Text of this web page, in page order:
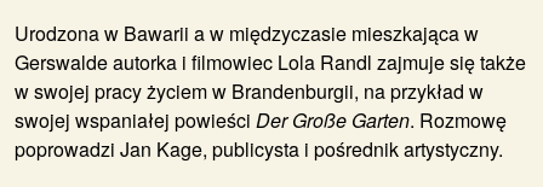
Urodzona w Bawarii a w międzyczasie mieszkająca w
Gerswalde autorka i filmowiec Lola Randl zajmuje się także
w swojej pracy życiem w Brandenburgii, na przykład w
swojej wspaniałej powieści Der Große Garten. Rozmowę
poprowadzi Jan Kage, publicysta i pośrednik artystyczny.